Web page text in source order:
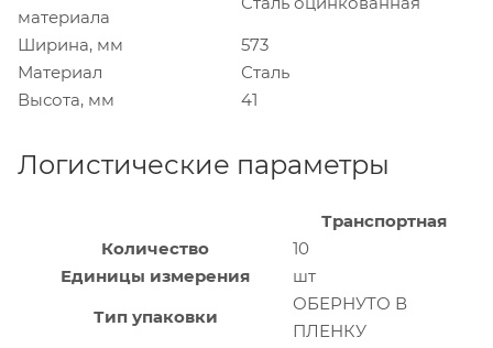
материала
Ширина, мм
573
Материал
Сталь
Высота, мм
41
Логистические параметры
Транспортная
Количество
10
Единицы измерения
шт
Тип упаковки
ОБЕРНУТО В
ПЛЕНКУ